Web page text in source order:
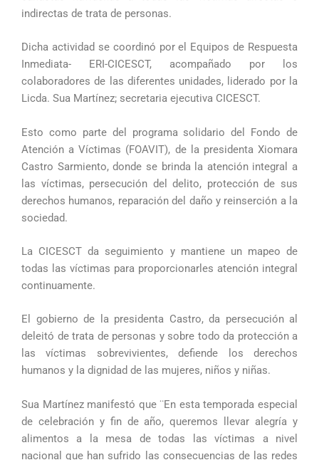
indirectas de trata de personas.
Dicha actividad se coordinó por el Equipos de Respuesta
Inmediata- ERI-CICESCT, acompañado por los
colaboradores de las diferentes unidades, liderado por la
Licda. Sua Martínez; secretaria ejecutiva CICESCT.
Esto como parte del programa solidario del Fondo de
Atención a Víctimas (FOAVIT), de la presidenta Xiomara
Castro Sarmiento, donde se brinda la atención integral a
las víctimas, persecución del delito, protección de sus
derechos humanos, reparación del daño y reinserción a la
sociedad.
La CICESCT da seguimiento y mantiene un mapeo de
todas las víctimas para proporcionarles atención integral
continuamente.
El gobierno de la presidenta Castro, da persecución al
deleitó de trata de personas y sobre todo da protección a
las víctimas sobrevivientes, defiende los derechos
humanos y la dignidad de las mujeres, niños y niñas.
Sua Martínez manifestó que ¨En esta temporada especial
de celebración y fin de año, queremos llevar alegría y
alimentos a la mesa de todas las víctimas a nivel
nacional que han sufrido las consecuencias de las redes